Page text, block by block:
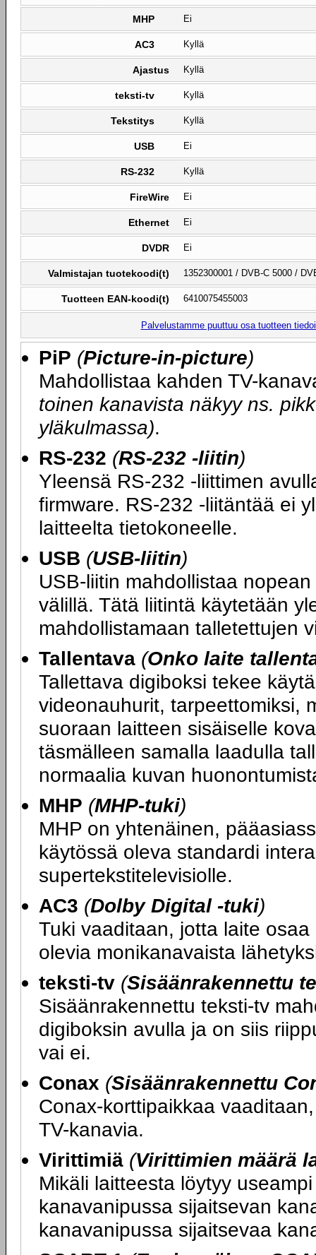
MHP Ei
AC3 Kyllä
Ajastus Kyllä
teksti-tv Kyllä
Tekstitys Kyllä
USB Ei
RS-232 Kyllä
FireWire Ei
Ethernet Ei
DVDR Ei
Valmistajan tuotekoodi(t) 1352300001 / DVB-C 5000 /
Tuotteen EAN-koodi(t) 6410075455003
Palvelustamme puuttuu osa tuotteen
PiP (Picture-in-picture)
Mahdollistaa kahden TV-
toinen kanavista näkyy ns.
yläkulmassa).
RS-232 (RS-232 -liitin)
Yleensä RS-232 -liittimen
firmware. RS-232 -liitäntää ei
laitteelta tietokoneelle.
USB (USB-liitin)
USB-liitin mahdollistaa
välillä. Tätä liitintä käytetään
mahdollistamaan talletettujen
Tallentava (Onko laite
Tallettava digiboksi tekee
videonauhurit, tarpeettomiksi,
suoraan laitteen sisäiselle
täsmälleen samalla laadulla
normaalia kuvan
MHP (MHP-tuki)
MHP on yhtenäinen,
käytössä oleva standardi
supertekstitelevisiolle.
AC3 (Dolby Digital -tuki)
Tuki vaaditaan, jotta laite
olevia monikanavaista
teksti-tv (Sisäänrakennettu
Sisäänrakennettu teksti-tv
digiboksin avulla ja on siis
vai ei.
Conax (Sisäänrakennettu
Conax-korttipaikkaa
TV-kanavia.
Virittimiä (Virittimien määrä
Mikäli laitteesta löytyy
kanavanipussa sijaitsevan
kanavanipussa sijaitsevaa